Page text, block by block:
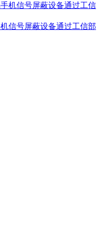
信号屏蔽设备通过工信部